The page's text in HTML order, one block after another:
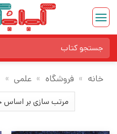
Skip
content
برای:
خانه » فروشگاه » علمی »